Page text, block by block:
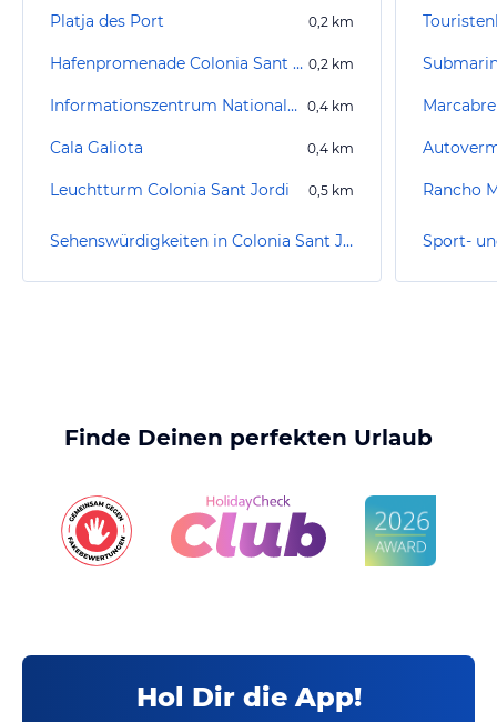
Platja des Port 0,2 km
Hafenpromenade Colonia Sant Jordi 0,2 km
Informationszentrum Nationalpark des Archipels Cabrera 0,4 km
Cala Galiota 0,4 km
Leuchtturm Colonia Sant Jordi 0,5 km
Sehenswürdigkeiten in Colonia Sant Jordi
Rancho
Finde Deinen perfekten Urlaub
Hol Dir die App!